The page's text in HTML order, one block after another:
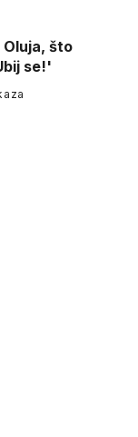
što
se!'